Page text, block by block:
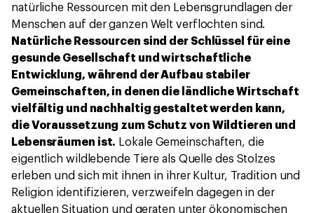
natürliche Ressourcen mit den Lebensgrundlagen der
Menschen auf der ganzen Welt verflochten sind.
Natürliche Ressourcen sind der Schlüssel für eine
gesunde Gesellschaft und wirtschaftliche
Entwicklung, während der Aufbau stabiler
Gemeinschaften, in denen die ländliche Wirtschaft
vielfältig und nachhaltig gestaltet werden kann,
die Voraussetzung zum Schutz von Wildtieren und
Lebensräumen ist. Lokale Gemeinschaften, die
eigentlich wildlebende Tiere als Quelle des Stolzes
erleben und sich mit ihnen in ihrer Kultur, Tradition und
Religion identifizieren, verzweifeln dagegen in der
aktuellen Situation und geraten unter ökonomischen